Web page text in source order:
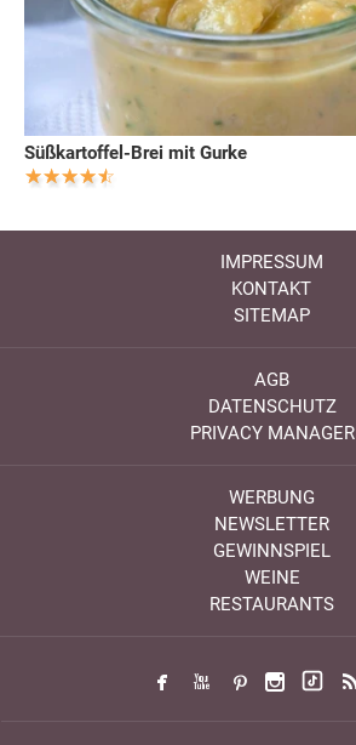
Süßkartoffel-Brei mit Gurke
IMPRESSUM
KONTAKT
SITEMAP
AGB
DATENSCHUTZ
PRIVACY MANAGER
WERBUNG
NEWSLETTER
GEWINNSPIEL
WEINE
RESTAURANTS